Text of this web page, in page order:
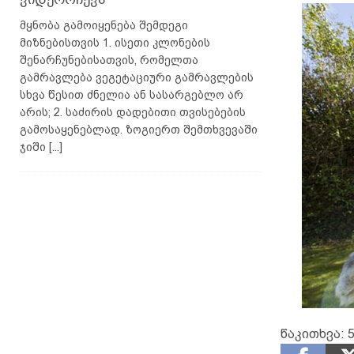
წაკითხვა:
მყნობა გამოიყენება შემდეგი
მიზნებისთვის 1. ისეთი კლონების
შენარჩუნებისათვის, რომელთა
გამრავლება ვეგეტაციური გამრავლების
სხვა წესით ძნელია ან სასარგებლო არ
არის; 2. საძირის დადებითი თვისებების
გამოსაყენებლად. ზოგიერთ შემთხვევაში
ჯიში [...]